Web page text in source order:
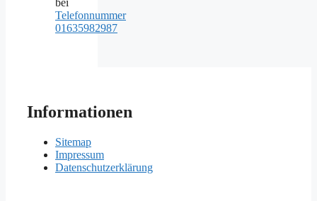
bei
Telefonnummer
01635982987
Informationen
Sitemap
Impressum
Datenschutzerklärung